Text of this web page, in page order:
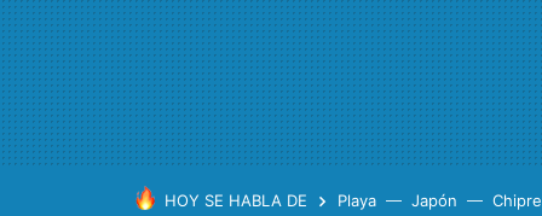
HOY SE HABLA DE Playa Japón Chipre